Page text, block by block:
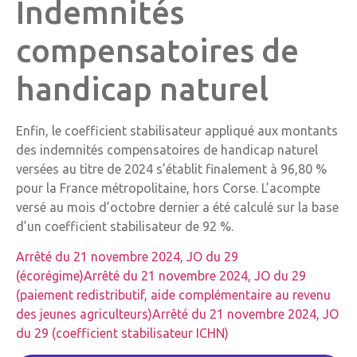
Indemnités
compensatoires de
handicap naturel
Enfin, le coefficient stabilisateur appliqué aux montants
des indemnités compensatoires de handicap naturel
versées au titre de 2024 s’établit finalement à 96,80 %
pour la France métropolitaine, hors Corse. L’acompte
versé au mois d’octobre dernier a été calculé sur la base
d’un coefficient stabilisateur de 92 %.
Arrêté du 21 novembre 2024, JO du 29
(écorégime)Arrêté du 21 novembre 2024, JO du 29
(paiement redistributif, aide complémentaire au revenu
des jeunes agriculteurs)Arrêté du 21 novembre 2024, JO
du 29 (coefficient stabilisateur ICHN)